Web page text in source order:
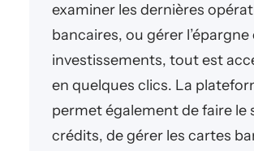
examiner les dernières
bancaires, ou gérer l’épargne
investissements, tout est
en quelques clics. La
permet également de faire le
crédits, de gérer les cartes